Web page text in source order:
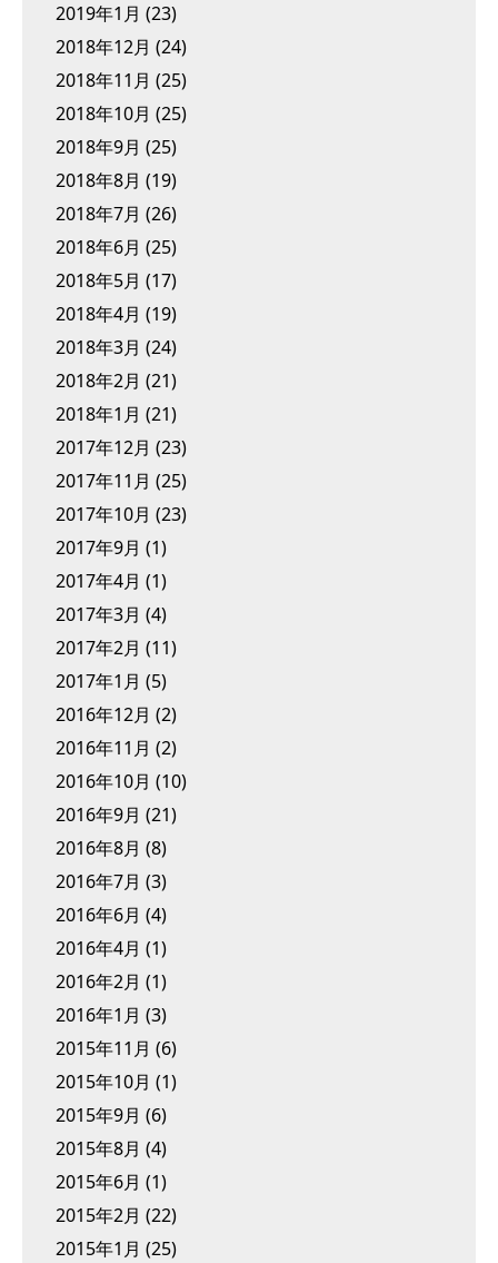
2019年1月 (23)
2018年12月 (24)
2018年11月 (25)
2018年10月 (25)
2018年9月 (25)
2018年8月 (19)
2018年7月 (26)
2018年6月 (25)
2018年5月 (17)
2018年4月 (19)
2018年3月 (24)
2018年2月 (21)
2018年1月 (21)
2017年12月 (23)
2017年11月 (25)
2017年10月 (23)
2017年9月 (1)
2017年4月 (1)
2017年3月 (4)
2017年2月 (11)
2017年1月 (5)
2016年12月 (2)
2016年11月 (2)
2016年10月 (10)
2016年9月 (21)
2016年8月 (8)
2016年7月 (3)
2016年6月 (4)
2016年4月 (1)
2016年2月 (1)
2016年1月 (3)
2015年11月 (6)
2015年10月 (1)
2015年9月 (6)
2015年8月 (4)
2015年6月 (1)
2015年2月 (22)
2015年1月 (25)